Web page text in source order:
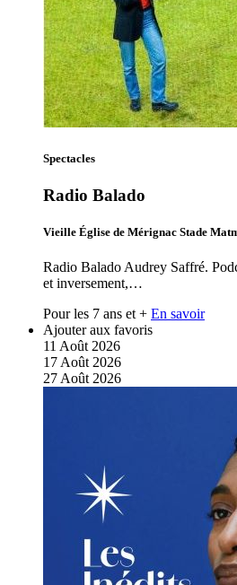
Spectacles
Radio Balado
Vieille Église de Mérignac Stade
Radio Balado Audrey Saffré.
et inversement,…
Pour les 7 ans et + En savoir
Ajouter aux favoris
11 Août 2026
17 Août 2026
27 Août 2026